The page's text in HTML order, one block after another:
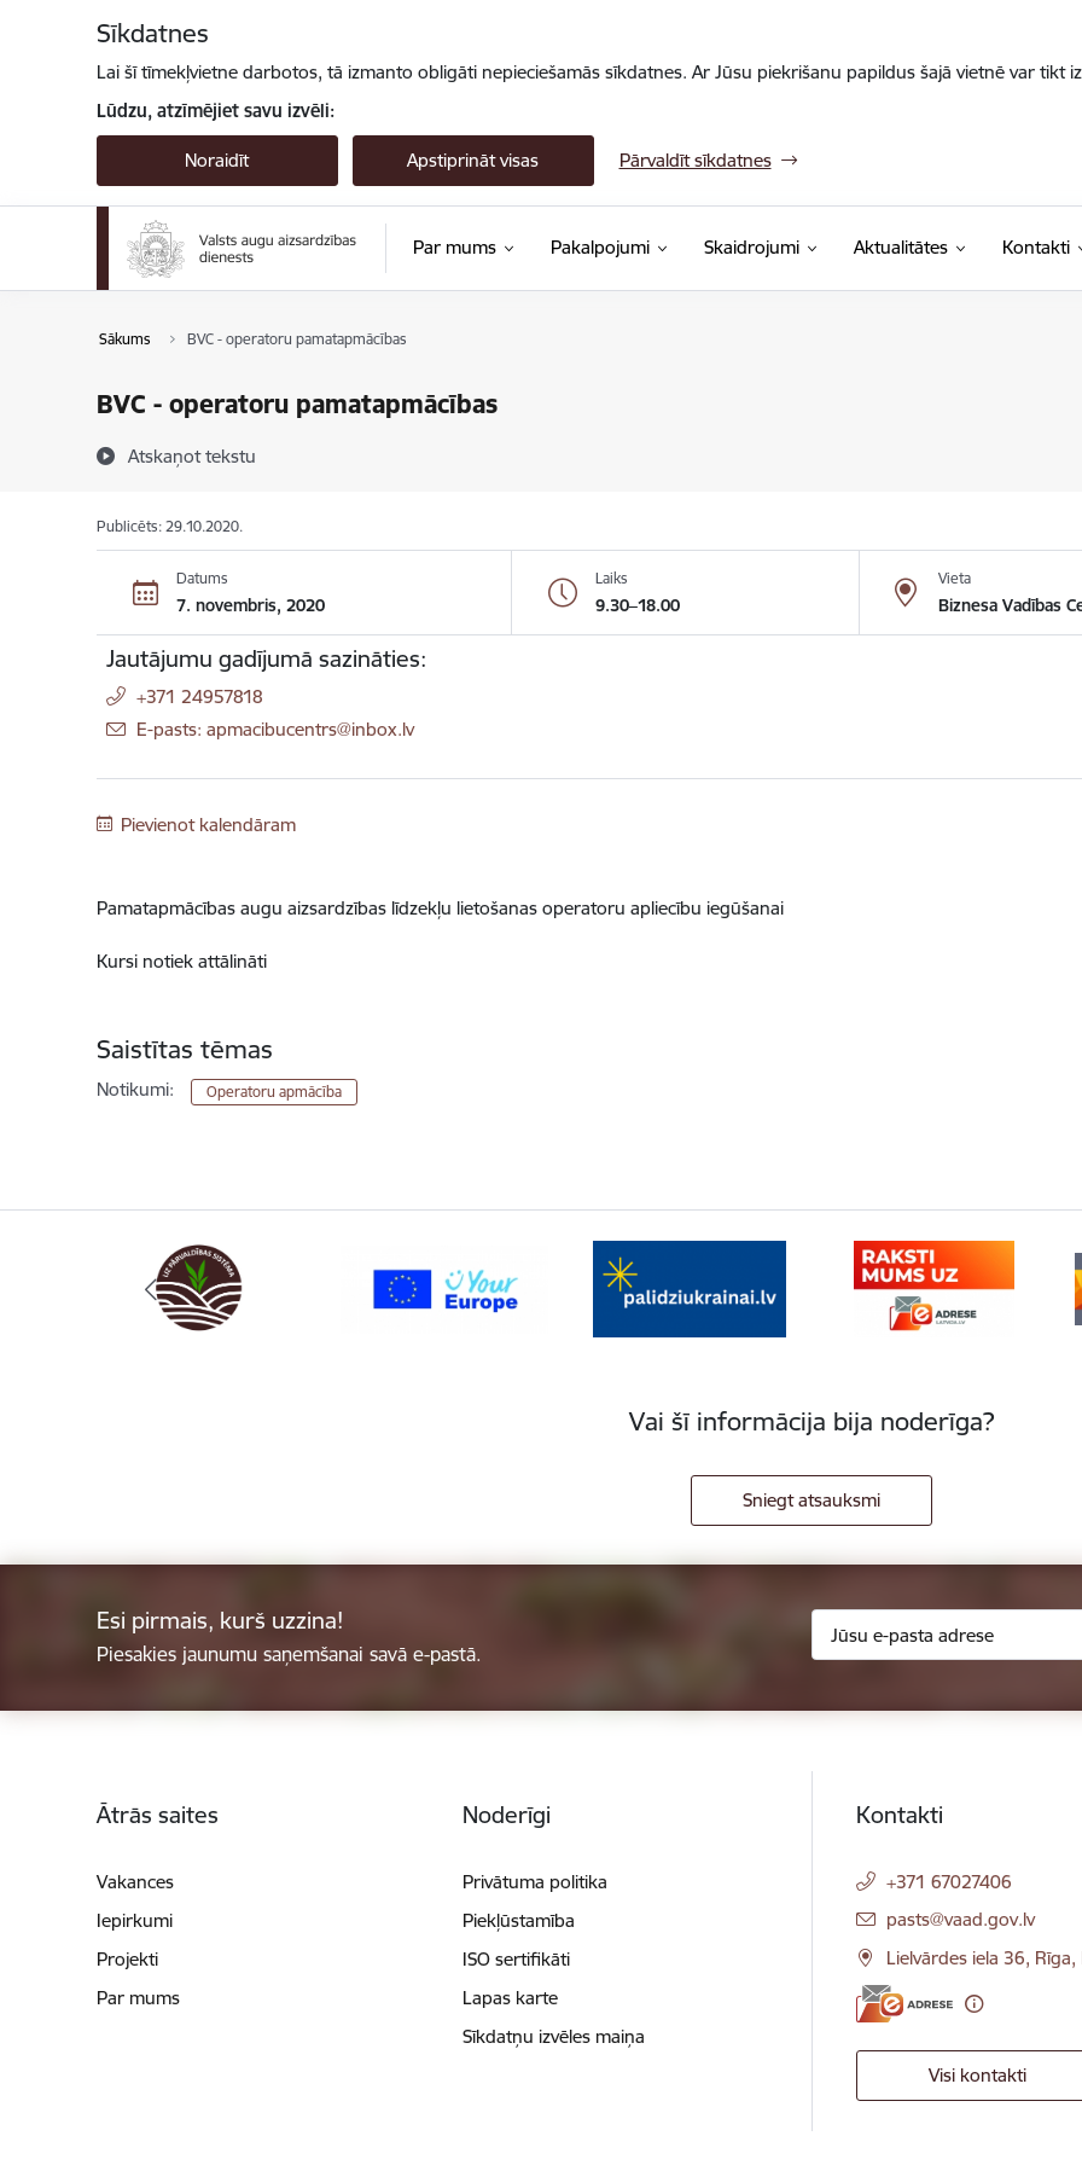
Sīkdatnes
Lai šī tīmekļvietne darbotos, tā izmanto obligāti nepieciešamās sīkdatnes. Ar Jūsu piekrišanu papildus šajā vietnē var tikt
Lūdzu, atzīmējiet savu izvēli:
Noraidīt Apstiprināt visas Pārvaldīt sīkdatnes
Par mums Pakalpojumi Skaidrojumi Aktualitātes Kontakti
Sākums BVC - operatoru pamatapmācības
BVC - operatoru pamatapmācības
Atskaņot tekstu
Publicēts: 29.10.2020.
Datums
7. novembris, 2020
Laiks
9.30–18.00
Vieta
Biznesa Vadības
Jautājumu gadījumā sazināties:
+371 24957818
E-pasts: apmacibucentrs@inbox.lv
Pievienot kalendāram
Pamatapmācības augu aizsardzības līdzekļu lietošanas operatoru apliecību iegūšanai
Kursi notiek attālināti
Saistītas tēmas
Notikumi: Operatoru apmācība
Vai šī informācija bija noderīga?
Sniegt atsauksmi
Esi pirmais, kurš uzzina!
Piesakies jaunumu saņemšanai savā e-pastā.
Ātrās saites
Vakances
Iepirkumi
Projekti
Par mums
Noderīgi
Privātuma politika
Piekļūstamība
ISO sertifikāti
Lapas karte
Sīkdatņu izvēles maiņa
Kontakti
+371 67027406
E-pasts:
pasts@vaad.gov.lv
Lielvārdes iela 36, Rīga,
Visi kontakti